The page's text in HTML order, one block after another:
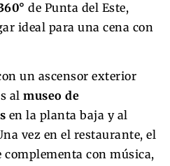
de Punta del Este,
ideal para una cena con
un ascensor exterior
al museo de
en la planta baja y al
vez en el restaurante, el
con música,